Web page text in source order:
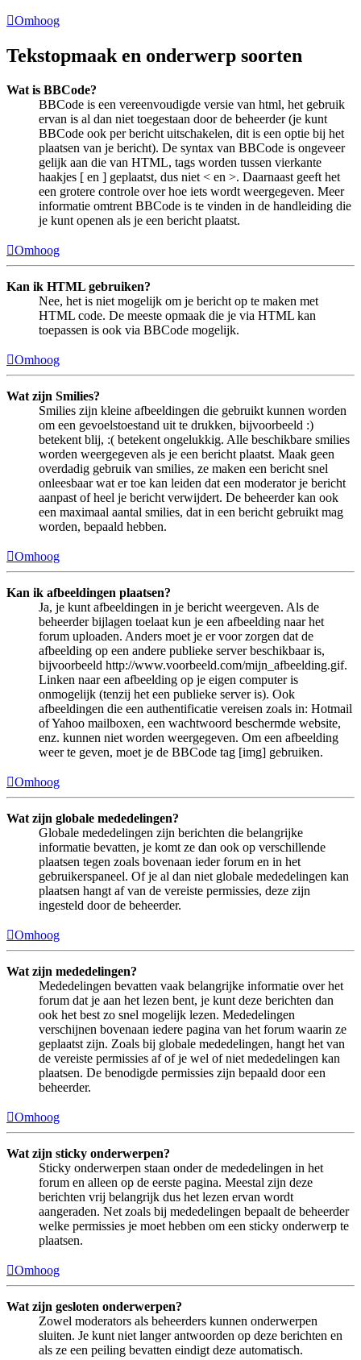
Omhoog
Tekstopmaak en onderwerp soorten
Wat is BBCode?
BBCode is een vereenvoudigde versie van html, het gebruik
ervan is al dan niet toegestaan door de beheerder (je kunt
BBCode ook per bericht uitschakelen, dit is een optie bij het
plaatsen van je bericht). De syntax van BBCode is ongeveer
gelijk aan die van HTML, tags worden tussen vierkante
haakjes [ en ] geplaatst, dus niet < en >. Daarnaast geeft het
een grotere controle over hoe iets wordt weergegeven. Meer
informatie omtrent BBCode is te vinden in de handleiding die
je kunt openen als je een bericht plaatst.
Omhoog
Kan ik HTML gebruiken?
Nee, het is niet mogelijk om je bericht op te maken met
HTML code. De meeste opmaak die je via HTML kan
toepassen is ook via BBCode mogelijk.
Omhoog
Wat zijn Smilies?
Smilies zijn kleine afbeeldingen die gebruikt kunnen worden
om een gevoelstoestand uit te drukken, bijvoorbeeld :)
betekent blij, :( betekent ongelukkig. Alle beschikbare smilies
worden weergegeven als je een bericht plaatst. Maak geen
overdadig gebruik van smilies, ze maken een bericht snel
onleesbaar wat er toe kan leiden dat een moderator je bericht
aanpast of heel je bericht verwijdert. De beheerder kan ook
een maximaal aantal smilies, dat in een bericht gebruikt mag
worden, bepaald hebben.
Omhoog
Kan ik afbeeldingen plaatsen?
Ja, je kunt afbeeldingen in je bericht weergeven. Als de
beheerder bijlagen toelaat kun je een afbeelding naar het
forum uploaden. Anders moet je er voor zorgen dat de
afbeelding op een andere publieke server beschikbaar is,
bijvoorbeeld http://www.voorbeeld.com/mijn_afbeelding.gif.
Linken naar een afbeelding op je eigen computer is
onmogelijk (tenzij het een publieke server is). Ook
afbeeldingen die een authentificatie vereisen zoals in: Hotmail
of Yahoo mailboxen, een wachtwoord beschermde website,
enz. kunnen niet worden weergegeven. Om een afbeelding
weer te geven, moet je de BBCode tag [img] gebruiken.
Omhoog
Wat zijn globale mededelingen?
Globale mededelingen zijn berichten die belangrijke
informatie bevatten, je komt ze dan ook op verschillende
plaatsen tegen zoals bovenaan ieder forum en in het
gebruikerspaneel. Of je al dan niet globale mededelingen kan
plaatsen hangt af van de vereiste permissies, deze zijn
ingesteld door de beheerder.
Omhoog
Wat zijn mededelingen?
Mededelingen bevatten vaak belangrijke informatie over het
forum dat je aan het lezen bent, je kunt deze berichten dan
ook het best zo snel mogelijk lezen. Mededelingen
verschijnen bovenaan iedere pagina van het forum waarin ze
geplaatst zijn. Zoals bij globale mededelingen, hangt het van
de vereiste permissies af of je wel of niet mededelingen kan
plaatsen. De benodigde permissies zijn bepaald door een
beheerder.
Omhoog
Wat zijn sticky onderwerpen?
Sticky onderwerpen staan onder de mededelingen in het
forum en alleen op de eerste pagina. Meestal zijn deze
berichten vrij belangrijk dus het lezen ervan wordt
aangeraden. Net zoals bij mededelingen bepaalt de beheerder
welke permissies je moet hebben om een sticky onderwerp te
plaatsen.
Omhoog
Wat zijn gesloten onderwerpen?
Zowel moderators als beheerders kunnen onderwerpen
sluiten. Je kunt niet langer antwoorden op deze berichten en
als ze een peiling bevatten eindigt deze automatisch.